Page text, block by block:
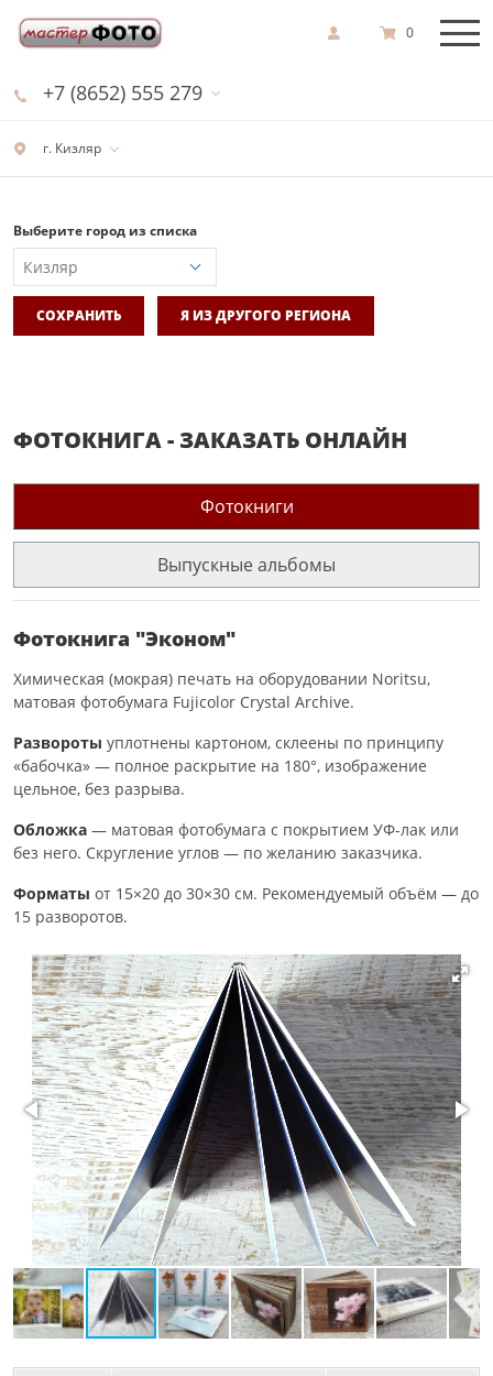
г. Кизляр
+7 (8652) 555 279
0
Выберите город из списка
СОХРАНИТЬ Я ИЗ ДРУГОГО РЕГИОНА
ФОТОКНИГА - ЗАКАЗАТЬ ОНЛАЙН
Фотокниги
Выпускные альбомы
Фотокнига "Эконом"
Химическая (мокрая) печать на оборудовании Noritsu,
матовая фотобумага Fujicolor Crystal Archive.
Развороты уплотнены картоном, склеены по принципу
«бабочка» — полное раскрытие на 180°, изображение
цельное, без разрыва.
Обложка — матовая фотобумага с покрытием УФ-лак или
без него. Скругление углов — по желанию заказчика.
Форматы от 15×20 до 30×30 см. Рекомендуемый объём — до
15 разворотов.